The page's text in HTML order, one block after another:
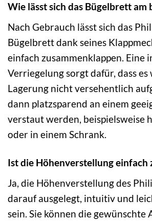
Wie lässt sich das Bügelbrett am
Nach Gebrauch lässt sich das
Bügelbrett dank seines
einfach zusammenklappen. Eine
Verriegelung sorgt dafür, dass
Lagerung nicht versehentlich
dann platzsparend an einem
verstaut werden, beispielsweise
oder in einem Schrank.
Ist die Höhenverstellung einfach
Ja, die Höhenverstellung des
darauf ausgelegt, intuitiv und
sein. Sie können die gewünschte